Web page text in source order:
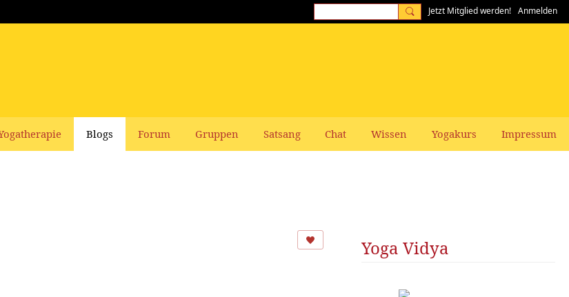
Jetzt Mitglied werden! Anmelden
Blogs Forum Gruppen Satsang Chat Wissen Yogakurs Impressum
Yoga Vidya